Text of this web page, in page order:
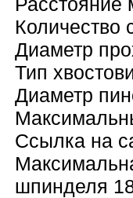
Количество
Диаметр
Тип
Диаметр
Ссылка на
шпинделя